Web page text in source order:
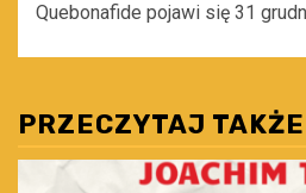
Quebonafide pojawi się 31
PRZECZYTAJ TAKŻE